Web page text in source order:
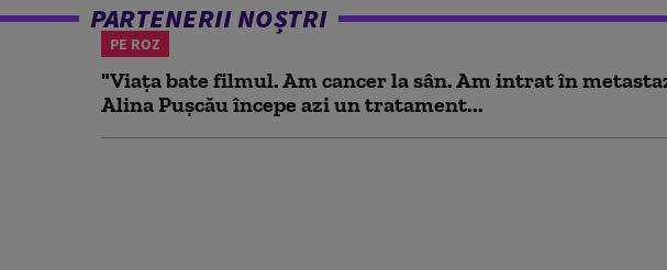
PARTENERII NOȘTRI
PE ROZ
"Viața bate filmul. Am cancer la sân. Am intrat în
Alina Pușcău începe azi un tratament...